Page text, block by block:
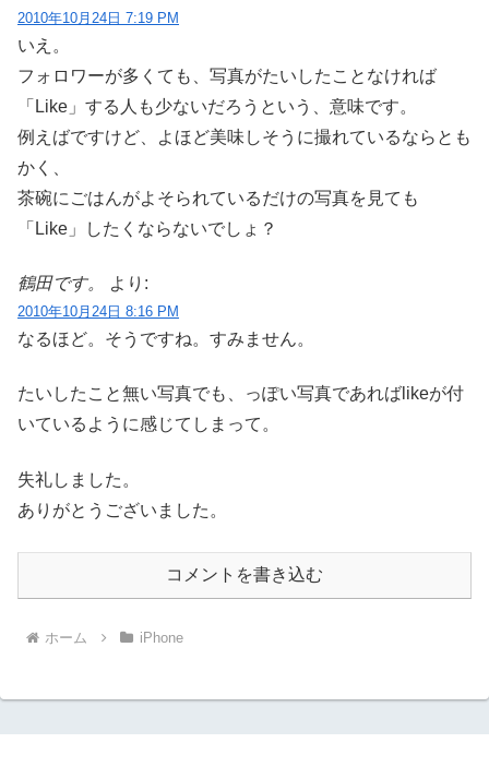
2010年10月24日 7:19 PM
いえ。
フォロワーが多くても、写真がたいしたことなければ
「Like」する人も少ないだろうという、意味です。
例えばですけど、よほど美味しそうに撮れているならとも
かく、
茶碗にごはんがよそられているだけの写真を見ても
「Like」したくならないでしょ？
鶴田です。 より:
2010年10月24日 8:16 PM
なるほど。そうですね。すみません。
たいしたこと無い写真でも、っぽい写真であればlikeが付
いているように感じてしまって。
失礼しました。
ありがとうございました。
コメントを書き込む
ホーム iPhone